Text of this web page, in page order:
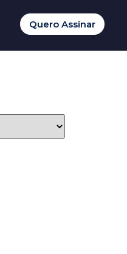
Quero Assinar